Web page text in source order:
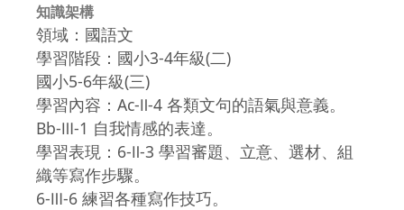
知識架構
領域：國語文
學習階段：國小3-4年級(二)
國小5-6年級(三)
學習內容：Ac-Ⅱ-4 各類文句的語氣與意義。
Bb-Ⅲ-1 自我情感的表達。
學習表現：6-Ⅱ-3 學習審題、立意、選材、組
織等寫作步驟。
6-Ⅲ-6 練習各種寫作技巧。